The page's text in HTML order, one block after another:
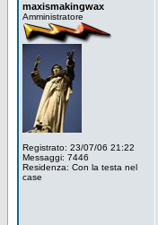
maxismakingwax
Amministratore
Registrato: 23/07/06 21:22
Messaggi: 7446
Residenza: Con la testa nel
case